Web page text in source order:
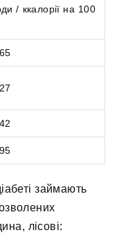
/ ккалорії на 100
займають
лісові: